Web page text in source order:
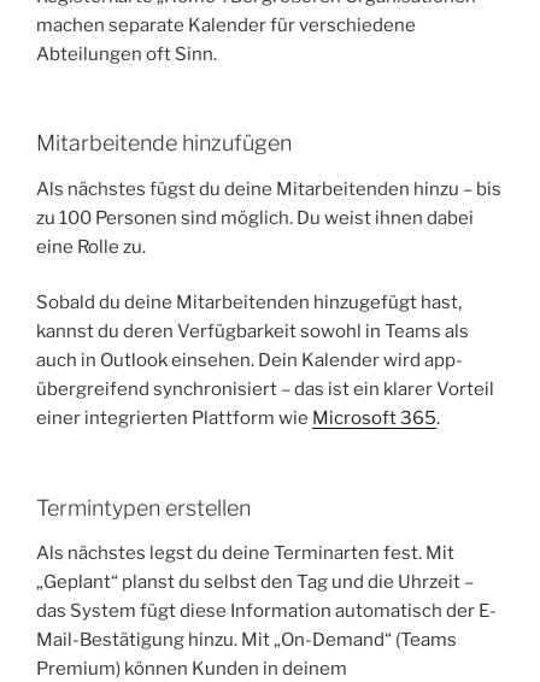
machen separate Kalender für verschiedene
Abteilungen oft Sinn.
Mitarbeitende hinzufügen
Als nächstes fügst du deine Mitarbeitenden hinzu – bis
zu 100 Personen sind möglich. Du weist ihnen dabei
eine Rolle zu.
Sobald du deine Mitarbeitenden hinzugefügt hast,
kannst du deren Verfügbarkeit sowohl in Teams als
auch in Outlook einsehen. Dein Kalender wird app-
übergreifend synchronisiert – das ist ein klarer Vorteil
einer integrierten Plattform wie Microsoft 365.
Termintypen erstellen
Als nächstes legst du deine Terminarten fest. Mit
„Geplant“ planst du selbst den Tag und die Uhrzeit –
das System fügt diese Information automatisch der E-
Mail-Bestätigung hinzu. Mit „On-Demand“ (Teams
Premium) können Kunden in deinem